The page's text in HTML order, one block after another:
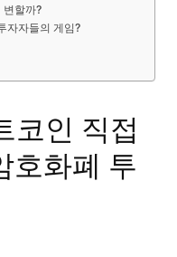
변할까?
자자들의 게임?
코인 직접
호화폐 투